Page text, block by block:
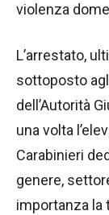
violenza
L’arrestato,
sottoposto
dell’Autorità
una volta
Carabinieri
genere,
importanza la